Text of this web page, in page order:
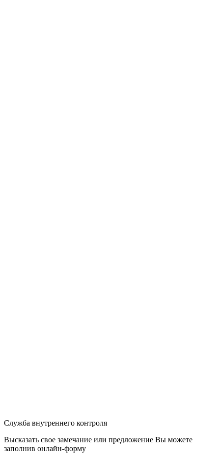
Служба внутреннего контроля
Высказать свое замечание или предложение Вы можете
заполнив онлайн-форму